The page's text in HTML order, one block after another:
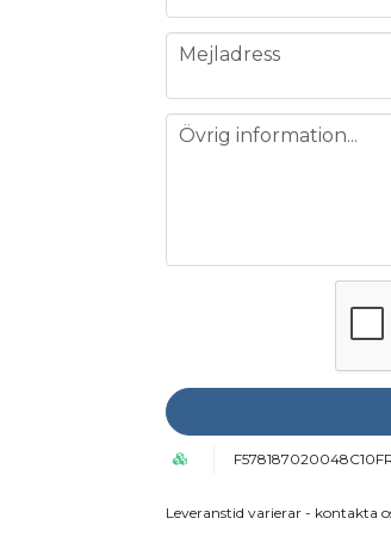
email
Mejladress
message
Övrig information...
Leveranstid varierar - kontakta